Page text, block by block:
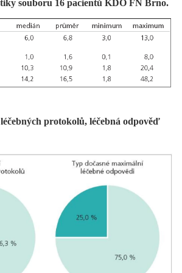
souboru 16 pacientů KDO FN Brno.
protokolů, léčebná odpověď